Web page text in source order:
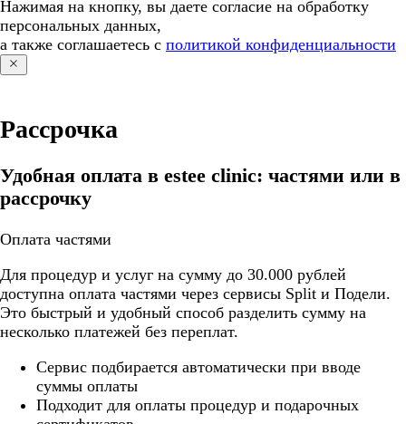
Нажимая на кнопку, вы даете согласие на обработку
персональных данных,
а также соглашаетесь с политикой конфиденциальности
Рассрочка
Удобная оплата в estee clinic: частями или в
рассрочку
Оплата частями
Для процедур и услуг на сумму до 30.000 рублей
доступна оплата частями через сервисы Split и Подели.
Это быстрый и удобный способ разделить сумму на
несколько платежей без переплат.
Cервис подбирается автоматически при вводе
суммы оплаты
Подходит для оплаты процедур и подарочных